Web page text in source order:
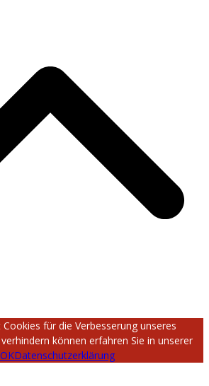
für die Verbesserung unseres
können erfahren Sie in unserer
OKDatenschutzerklärung